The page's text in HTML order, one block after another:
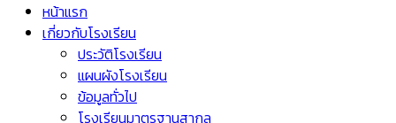
หน้าแรก
เกี่ยวกับโรงเรียน
ประวัติโรงเรียน
แผนผังโรงเรียน
ข้อมูลทั่วไป
โรงเรียนมาตรฐานสากล